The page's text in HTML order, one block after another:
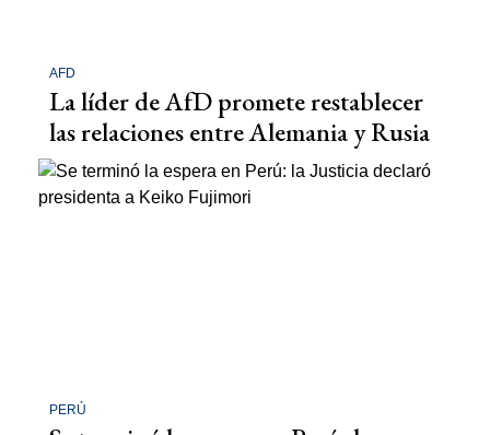
AFD
La líder de AfD promete restablecer
las relaciones entre Alemania y Rusia
PERÚ